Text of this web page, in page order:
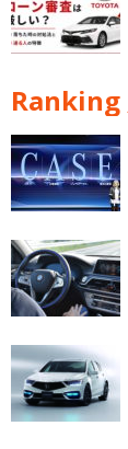
Ranking